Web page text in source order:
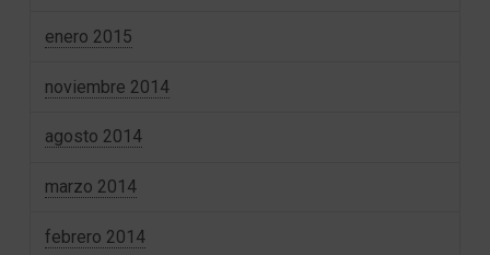
enero 2015
noviembre 2014
agosto 2014
marzo 2014
febrero 2014